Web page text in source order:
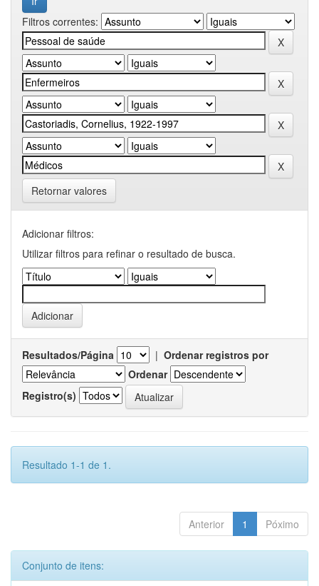
Filtros correntes:
Retornar valores
Adicionar filtros:
Utilizar filtros para refinar o resultado de busca.
Resultados/Página | Ordenar registros por
Ordenar
Registro(s)
Resultado 1-1 de 1.
Anterior 1 Póximo
Conjunto de itens: